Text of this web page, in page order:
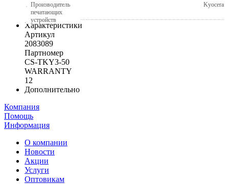
Производитель
печатающих
устройств
Kyocera
Характеристики
Артикул
2083089
Партномер
CS-TKY3-50
WARRANTY
12
Дополнительно
Компания
Помощь
Информация
О компании
Новости
Акции
Услуги
Оптовикам